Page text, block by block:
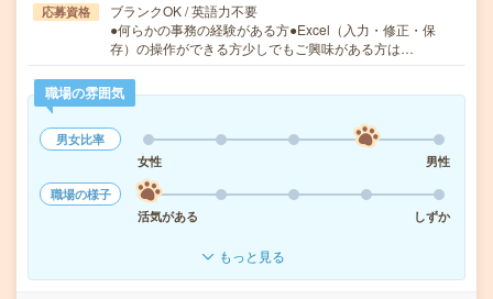
応募資格
ブランクOK / 英語力不要
●何らかの事務の経験がある方●Excel（入力・修正・保
存）の操作ができる方少しでもご興味がある方は…
職場の雰囲気
男女比率
女性
男性
職場の様子
活気がある
しずか
もっと見る